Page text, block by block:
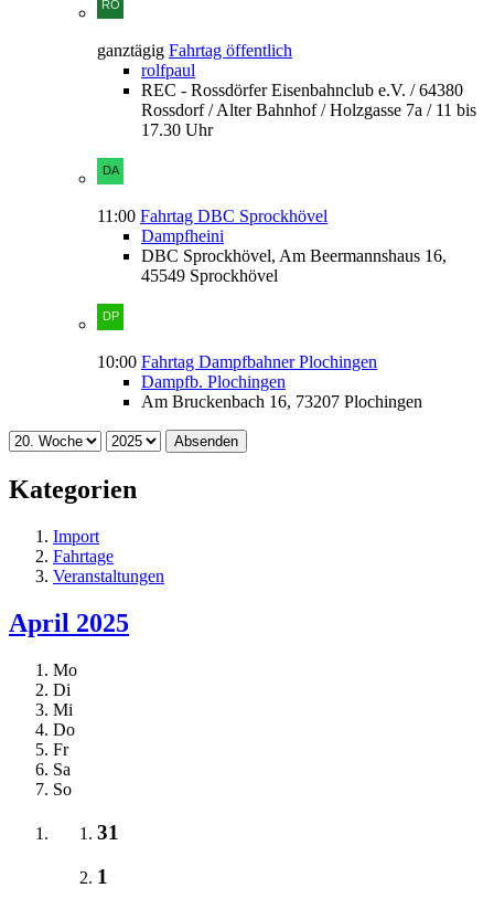
ganztägig Fahrtag öffentlich
rolfpaul
REC - Rossdörfer Eisenbahnclub e.V. / 64380
Rossdorf / Alter Bahnhof / Holzgasse 7a / 11 bis
17.30 Uhr
11:00 Fahrtag DBC Sprockhövel
Dampfheini
DBC Sprockhövel, Am Beermannshaus 16,
45549 Sprockhövel
10:00 Fahrtag Dampfbahner Plochingen
Dampfb. Plochingen
Am Bruckenbach 16, 73207 Plochingen
Absenden
Kategorien
Import
Fahrtage
Veranstaltungen
April 2025
Mo
Di
Mi
Do
Fr
Sa
So
31
1